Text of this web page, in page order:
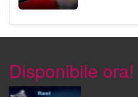
Disponibile ora!